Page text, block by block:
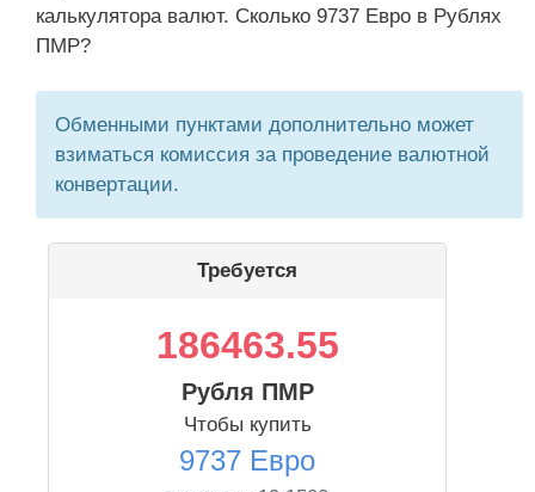
калькулятора валют. Сколько 9737 Евро в Рублях
ПМР?
Обменными пунктами дополнительно может
взиматься комиссия за проведение валютной
конвертации.
Требуется
186463.55
Рубля ПМР
Чтобы купить
9737 Евро